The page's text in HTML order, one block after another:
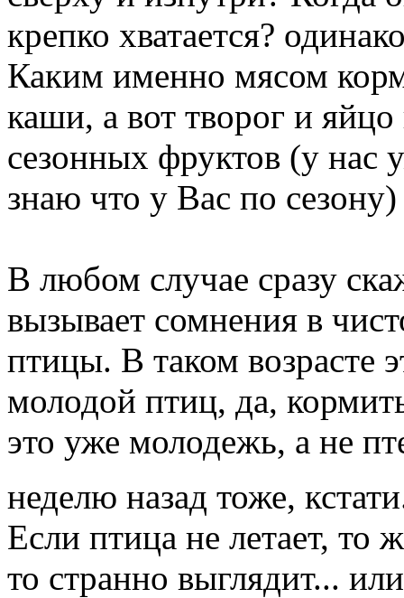
крепко хватается?
Каким именно мясом
каши, а вот творог и
сезонных фруктов (у нас
знаю что у Вас по сезону)
В любом случае сразу
вызывает сомнения в
птицы. В таком возрасте
молодой птиц, да,
это уже молодежь, а не
неделю назад тоже,
Если птица не летает, то
то странно выглядит...